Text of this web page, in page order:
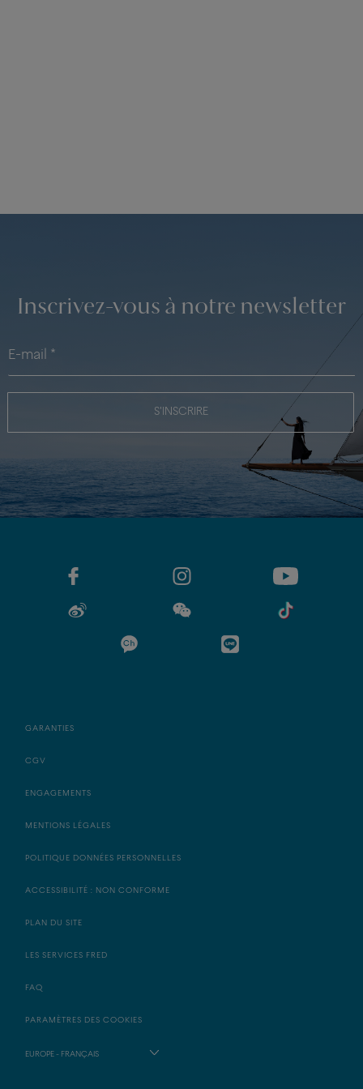
Inscrivez-vous à notre newsletter
S'INSCRIRE
GARANTIES
CGV
ENGAGEMENTS
MENTIONS LÉGALES
POLITIQUE DONNÉES PERSONNELLES
ACCESSIBILITÉ : NON CONFORME
PLAN DU SITE
LES SERVICES FRED
FAQ
PARAMÈTRES DES COOKIES
EUROPE - FRANÇAIS